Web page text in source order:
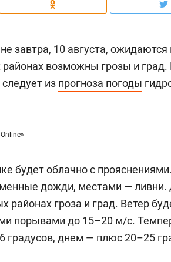
завтра, 10 августа,
районах возможны грозы и
из прогноза погоды
будет облачно с
дожди, местами —
районах гроза и град. Ветер
порывами до 15–20 м/с.
градусов, днем — плюс 20–25